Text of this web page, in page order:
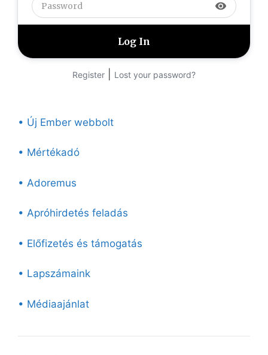
visibility
Register Lost your password?
• Új Ember webbolt
• Mértékadó
• Adoremus
• Apróhirdetés feladás
• Előfizetés és támogatás
• Lapszámaink
• Médiaajánlat